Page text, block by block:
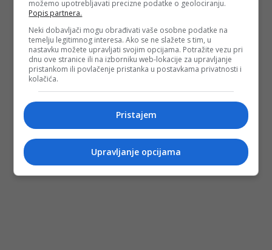
možemo upotrebljavati precizne podatke o geolociranju.
Popis partnera.
Neki dobavljači mogu obrađivati vaše osobne podatke na
temelju legitimnog interesa. Ako se ne slažete s tim, u
nastavku možete upravljati svojim opcijama. Potražite vezu pri
dnu ove stranice ili na izborniku web-lokacije za upravljanje
pristankom ili povlačenje pristanka u postavkama privatnosti i
kolačića.
Pristajem
Upravljanje opcijama